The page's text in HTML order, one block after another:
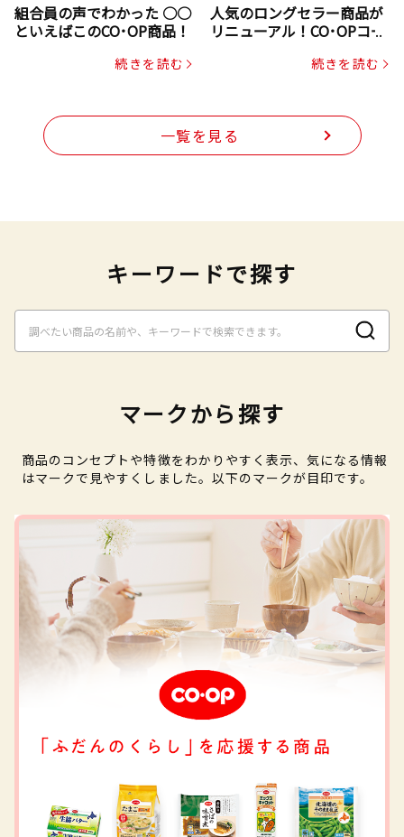
組合員の声でわかった ○○
といえばこのCO･OP商品！
続きを読む
人気のロングセラー商品が
リニューアル！CO･OPコー
続きを読む
一覧を見る
キーワードで探す
マークから探す
商品のコンセプトや特徴をわかりやすく表示、気になる情報
はマークで見やすくしました。以下のマークが目印です。